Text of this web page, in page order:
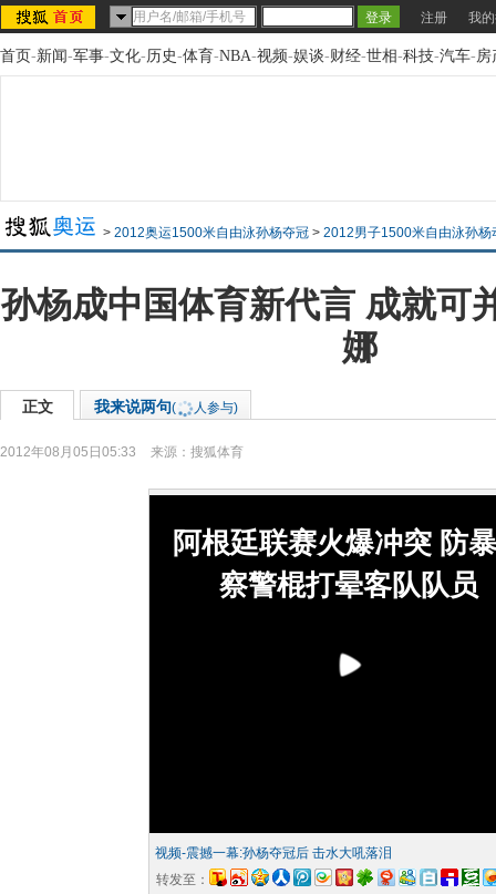
注册 我
首页-新闻-军事-文化-历史-体育-NBA-视频-娱谈-财经-世相-科技-汽车-房
> 2012奥运1500米自由泳孙杨夺冠 > 2012男子1500米自由泳孙杨
孙杨成中国体育新代言 成就可
娜
正文 我来说两句( 人参与)
2012年08月05日05:33 来源： 搜狐体育
阿根廷联赛火爆冲突 防
察警棍打晕客队队员
视频-震撼一幕:孙杨夺冠后 击水大吼落泪
转发至：